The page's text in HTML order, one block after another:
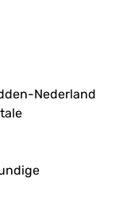
Nederland